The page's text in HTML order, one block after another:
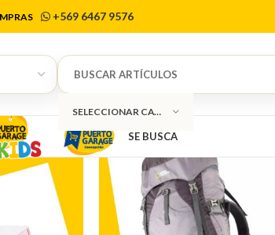
+569 6467 9576
SELECCIONAR CATEGORÍA
SE BUSCA